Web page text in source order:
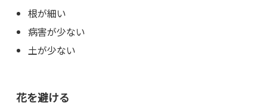
根が細い
病害が少ない
土が少ない
花を避ける